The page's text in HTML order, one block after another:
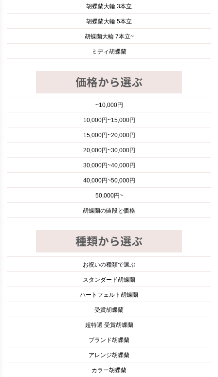
胡蝶蘭大輪 3本立
胡蝶蘭大輪 5本立
胡蝶蘭大輪 7本立~
ミディ胡蝶蘭
~10,000円
10,000円~15,000円
15,000円~20,000円
20,000円~30,000円
30,000円~40,000円
40,000円~50,000円
50,000円~
胡蝶蘭の値段と価格
お祝いの種類で選ぶ
スタンダード胡蝶蘭
ハートフェルト胡蝶蘭
受賞胡蝶蘭
超特選 受賞胡蝶蘭
ブランド胡蝶蘭
アレンジ胡蝶蘭
カラー胡蝶蘭